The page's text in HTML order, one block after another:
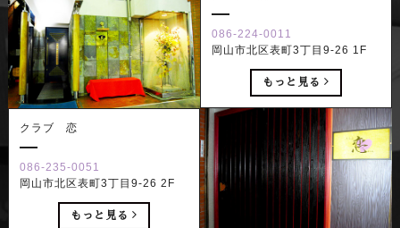
086-224-0011
岡山市北区表町3丁目9-26 1F
もっと見る
クラブ 恋
086-235-0051
岡山市北区表町3丁目9-26 2F
もっと見る